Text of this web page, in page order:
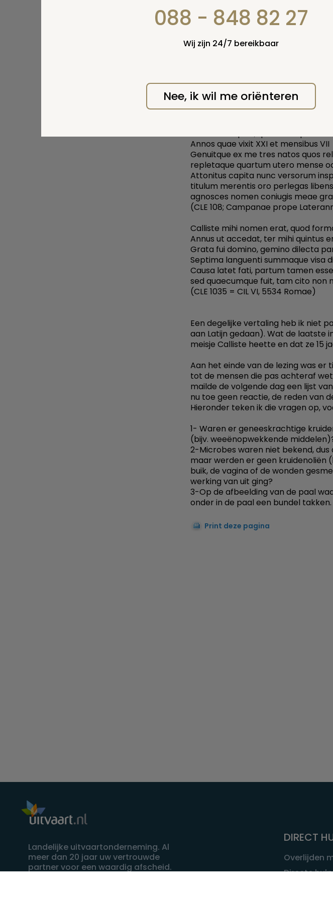
bevallingen: de sociale erkenning
kinderen baarde. Door de hoge
vrouw gemiddeld vier à zes
overhouden.
Vel nunc morando, resta, qui perges
Etiam dolentis casus adversos lege,
Trebius Basileus coniunx quae scripsi
Ut scire possis infra scripta pectoris.
Annos quae vixit XXI et mensibus VII
Genuitque ex me tres natos quos
repletaque quartum utero mense
Attonitus capita nunc versorum
titulum merentis oro perlegas
agnosces nomen coniugis meae
(CLE 108; Campanae prope
Calliste mihi nomen erat, quod
Annus ut accedat, ter mihi quintus
Grata fui domino, gemino dilecta
Septima languenti summaque visa
Causa latet fati, partum tamen
sed quaecumque fuit, tam cito non
(CLE 1035 = CIL VI, 5534 Romae)
Een degelijke vertaling heb ik niet
aan Latijn gedaan). Wat de laatste
meisje Calliste heette en dat ze 15
Aan het einde van de lezing was er
tot de mensen die pas achteraf
mailde de volgende dag een lijst
nu toe geen reactie, de reden van
Hieronder teken ik die vragen op,
1- Waren er geneeskrachtige
(bijv. weeënopwekkende
2-Microbes waren niet bekend,
maar werden er geen kruidenoliën
buik, de vagina of de wonden
werking van uit ging?
3-Op de afbeelding van de paal
onder in de paal een bundel
Print deze pagina
Landelijke uitvaartonderneming. Al
meer dan 20 jaar uw vertrouwde
partner voor een waardig afscheid.
DIRECT
Overlijden
Directe hulp
088 - 848 82 27
Wij zijn 24/7 bereikbaar
Nee, ik wil me oriënteren